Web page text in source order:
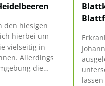
den hiesigen
hierbei um
vielseitig in
Allerdings
die